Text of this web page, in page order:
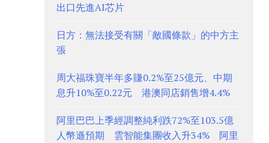
出口先進AI芯片
日方：無法接受有關「敵國條款」的中方主
張
周大福珠寶半年多賺0.2%至25億元、中期
息升10%至0.22元 港澳同店銷售增4.4%
阿里巴巴上季經調整純利跌72%至103.5億
人幣遜預期 雲智能集團收入升34% 阿里